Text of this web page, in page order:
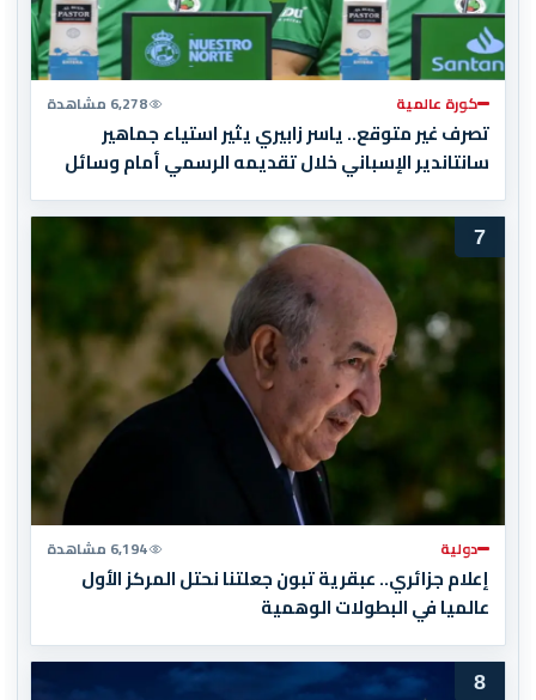
كورة عالمية 6,278 مشاهدة
تصرف غير متوقع.. ياسر زابيري يثير استياء جماهير
سانتاندير الإسباني خلال تقديمه الرسمي أمام وسائل
7
دولية 6,194 مشاهدة
إعلام جزائري.. عبقرية تبون جعلتنا نحتل المركز الأول
عالميا في البطولات الوهمية
8